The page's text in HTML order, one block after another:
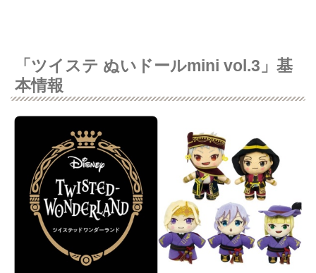
「ツイステ ぬいドールmini vol.3」基
本情報